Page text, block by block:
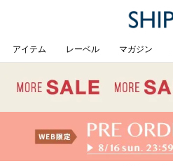
アイテム レーベル マガジン